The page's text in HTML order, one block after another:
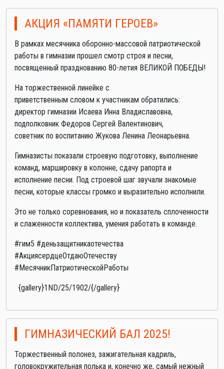
АКЦИЯ «ПАМЯТИ ГЕРОЕВ»
В рамках месячника оборонно-массовой патриотической
работы в гимназии прошел смотр строя и песни,
посвященный празднованию 80-летия ВЕЛИКОЙ ПОБЕДЫ!
На торжественной линейке с
приветственным словом к участникам обратились:
директор гимназии Исаева Инна Владиславовна,
подполковник Федоров Сергей Валентинович,
советник по воспитанию Жукова Ленина Леонарьевна.
Гимназисты показали строевую подготовку, выполнение
команд, маршировку в колонне, сдачу рапорта и
исполнение песни. Под строевой шаг звучали знакомые
песни, которые классы громко и выразительно исполнили.
Это не только соревнования, но и показатель сплоченности
и слаженности коллектива, умения работать в команде.
#гим5 #деньзащитникаотечества
#АкциясердцеОтдаюОтечеству
#МесячникПатриотическойРаботы
{gallery}1ND/25/1902/{/gallery}
ГИМНАЗИЧЕСКИЙ БАЛ 2025!
Торжественный полонез, зажигательная кадриль,
головокружительная полька и, конечно же, самый нежный